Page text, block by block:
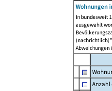
Wohnungen
In bundesweit
ausgewählt
Abweichungen
Anzahl